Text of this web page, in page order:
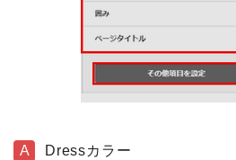
A Dressカラー